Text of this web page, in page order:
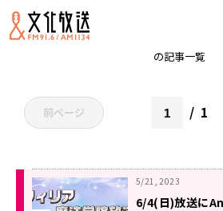
の記事一覧
前ページ 1
5/21, 2023
6/4(日)放送に